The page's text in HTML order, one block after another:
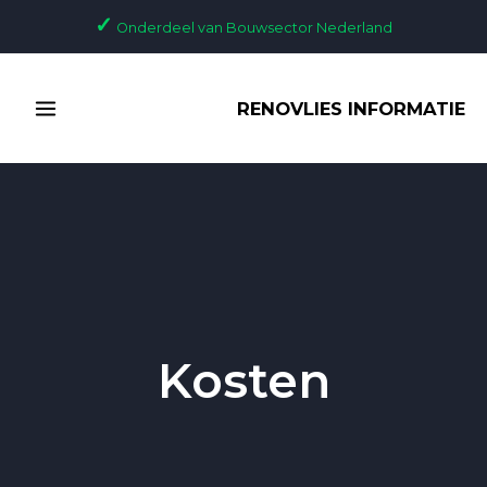
✓ Onderdeel van Bouwsector Nederland
MENU
RENOVLIES INFORMATIE
Kosten